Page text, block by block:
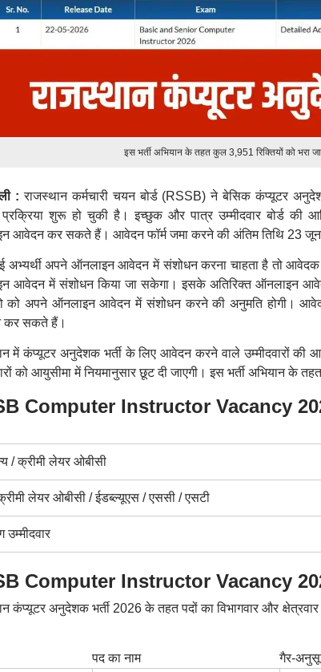
इस भर्ती अभियान के तहत कुल 3,951 रिक्तियों को भरा
:राजस्थान कर्मचारी चयन बोर्ड (RSSB) ने बेसिक कंप्यूटर
शुरू हो चुकी है। इच्छुक और पात्र उम्मीदवार बोर्ड की
आवेदन कर सकते हैं। आवेदन फॉर्म जमा करने की अंतिम तिथि 23 जून,
अभ्यर्थी अपने ऑनलाइन आवेदन में संशोधन करना चाहता है तो
आवेदन में संशोधन किया जा सकेगा। इसके अतिरिक्त ऑनलाइन
को अपने ऑनलाइन आवेदन में संशोधन करने की अनुमति होगी।
कर सकते हैं।
में कंप्यूटर अनुदेशक भर्ती के लिए आवेदन करने वाले उम्मीदवारों की
को आयुसीमा में नियमानुसार छूट दी जाएगी। इस भर्ती अभियान के
Computer Instructor Vacancy
/ क्रीमी लेयर ओबीसी
लेयर ओबीसी / ईडब्ल्यूएस / एससी / एसटी
उम्मीदवार
Computer Instructor Vacancy
कंप्यूटर अनुदेशक भर्ती 2026 के तहत पदों का विभागवार और
पद का नाम गैर-